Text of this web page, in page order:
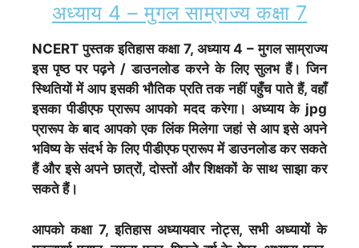
अध्याय 4 – मुगल साम्राज्य कक्षा 7
NCERT पुस्तक इतिहास कक्षा 7, अध्याय 4 – मुगल साम्राज्य
इस पृष्ठ पर पढ़ने / डाउनलोड करने के लिए सुलभ हैं। जिन
स्थितियों में आप इसकी भौतिक प्रति तक नहीं पहुँच पाते हैं, वहाँ
इसका पीडीएफ प्रारूप आपको मदद करेगा। अध्याय के jpg
प्रारूप के बाद आपको एक लिंक मिलेगा जहां से आप इसे अपने
भविष्य के संदर्भ के लिए पीडीएफ प्रारूप में डाउनलोड कर सकते
हैं और इसे अपने छात्रों, दोस्तों और शिक्षकों के साथ साझा कर
सकते हैं।
आपको कक्षा 7, इतिहास अध्यायवार नोट्स, सभी अध्यायों के